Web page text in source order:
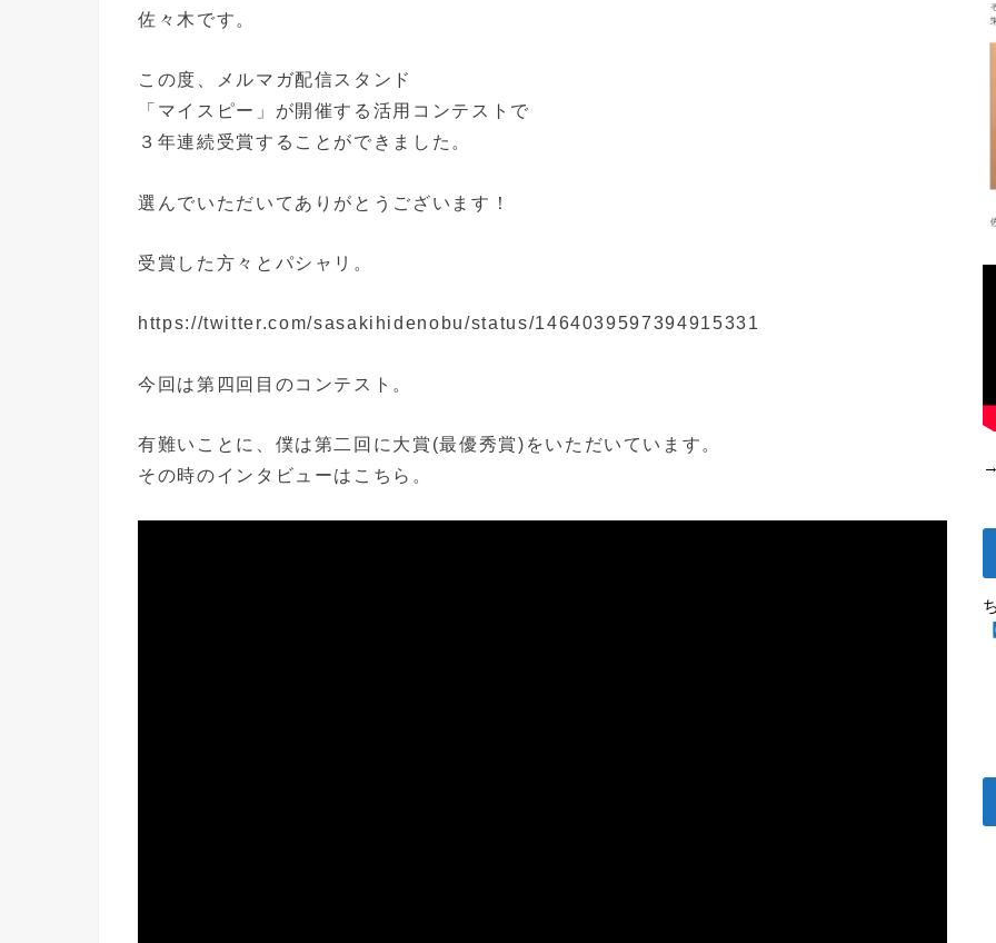
佐々木です。
この度、メルマガ配信スタンド
「マイスピー」が開催する活用コンテストで
３年連続受賞することができました。
選んでいただいてありがとうございます！
受賞した方々とパシャリ。
https://twitter.com/sasakihidenobu/status/1464039597394915331
今回は第四回目のコンテスト。
有難いことに、僕は第二回に大賞(最優秀賞)をいただいています。
その時のインタビューはこちら。